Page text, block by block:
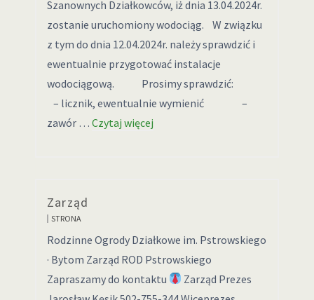
Szanownych Działkowców, iż dnia 13.04.2024r.
zostanie uruchomiony wodociąg. W związku
z tym do dnia 12.04.2024r. należy sprawdzić i
ewentualnie przygotować instalacje
wodociągową. Prosimy sprawdzić:
– licznik, ewentualnie wymienić –
zawór … Czytaj więcej
Zarząd
STRONA
Rodzinne Ogrody Działkowe im. Pstrowskiego
· Bytom Zarząd ROD Pstrowskiego
Zapraszamy do kontaktu
Zarząd Prezes